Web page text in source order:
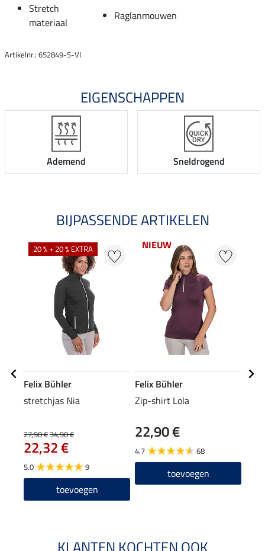
Stretch
materiaal
Raglanmouwen
Artikelnr.: 652849-S-VI
EIGENSCHAPPEN
Ademend Sneldrogend
BIJPASSENDE ARTIKELEN
20 % + 20 % EXTRA
Felix Bühler
stretchjas Nia
27,90 €34,90 €
22,32 €
5.0 9
toevoegen
NIEUW
Felix Bühler
Zip-shirt Lola
22,90 €
4.7 68
toevoegen